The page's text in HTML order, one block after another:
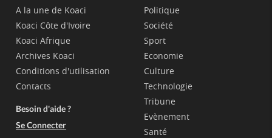
A la une de Koaci
Koaci Côte d'Ivoire
Koaci Afrique
Archives Koaci
Conditions d'utilisation
Contacts
Besoin d'aide ?
Se Connecter
Politique
Société
Sport
Economie
Culture
Technologie
Tribune
Evènement
Santé